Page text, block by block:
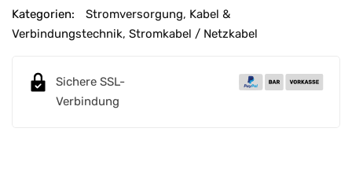
e
r
Kategorien: Stromversorgung, Kabel &
Verbindungstechnik, Stromkabel / Netzkabel
Sichere SSL-
Verbindung